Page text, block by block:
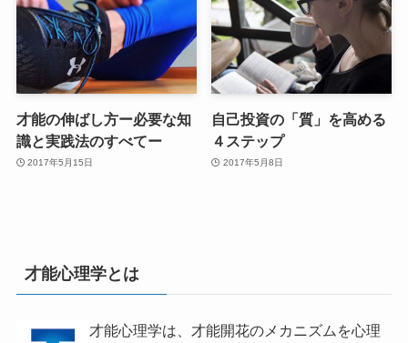
才能の伸ばし方ー必要な知
識と実践法のすべてー
2017年5月15日
自己投資の「質」を高める
４ステップ
2017年5月8日
才能心理学とは
才能心理学は、才能開花のメカニズムを心理